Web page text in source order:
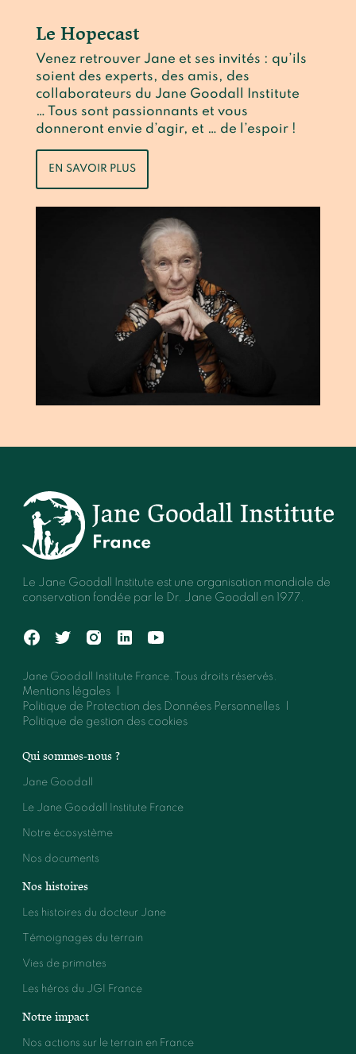
Le Hopecast
Venez retrouver Jane et ses invités : qu’ils
soient des experts, des amis, des
collaborateurs du Jane Goodall Institute
… Tous sont passionnants et vous
donneront envie d’agir, et … de l’espoir !
EN SAVOIR PLUS
Le Jane Goodall Institute est une organisation mondiale de
conservation fondée par le Dr. Jane Goodall en 1977.
Jane Goodall Institute France. Tous droits réservés.
Mentions légales
Politique de Protection des Données Personnelles
Politique de gestion des cookies
Qui sommes-nous ?
Jane Goodall
Le Jane Goodall Institute France
Notre écosystème
Nos documents
Nos histoires
Les histoires du docteur Jane
Témoignages du terrain
Vies de primates
Les héros du JGI France
Notre impact
Nos actions sur le terrain en France